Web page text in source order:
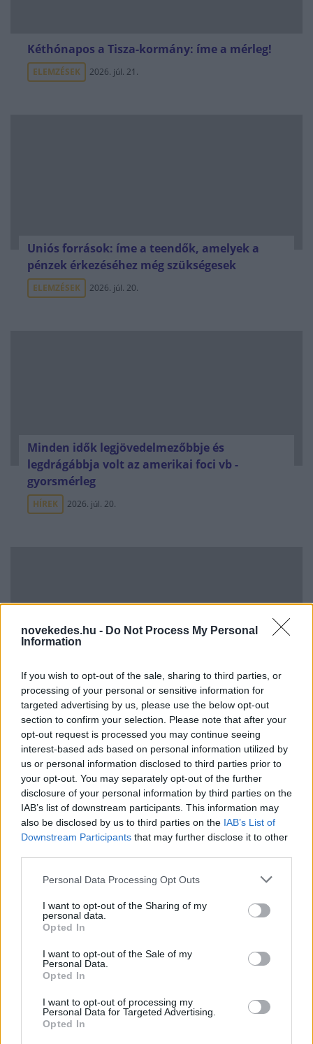
novekedes.hu - Do Not Process My Personal
Information
If you wish to opt-out of the sale, sharing to third parties, or
processing of your personal or sensitive information for
targeted advertising by us, please use the below opt-out
section to confirm your selection. Please note that after your
opt-out request is processed you may continue seeing
interest-based ads based on personal information utilized by
us or personal information disclosed to third parties prior to
your opt-out. You may separately opt-out of the further
disclosure of your personal information by third parties on the
IAB’s list of downstream participants. This information may
also be disclosed by us to third parties on the IAB’s List of
Downstream Participants that may further disclose it to other
Please note that this website/app uses one or more Google
not limited to your visit or usage behaviour. You may click to
grant or deny consent to Google and its third-party tags to
use your data for below specified purposes in below Google
consent section.
Personal Data Processing Opt Outs
I want to opt-out of the Sharing of my
personal data.
Opted In
I want to opt-out of the Sale of my
Personal Data.
Opted In
I want to opt-out of processing my
Personal Data for Targeted Advertising.
Opted In
Kéthónapos a Tisza-kormány: íme a mérleg!
ELEMZÉSEK 2026. júl. 21.
Uniós források: íme a teendők, amelyek a
pénzek érkezéséhez még szükségesek
ELEMZÉSEK 2026. júl. 20.
Minden idők legjövedelmezőbbje és
legdrágábbja volt az amerikai foci vb -
gyorsmérleg
HÍREK 2026. júl. 20.
Mi lett Alain Delon vagyonával? Adóhatósági
csavar a sztoriban
HÍREK 2026. júl. 19.
FRISS HÍREK
Még egy doboz kóla árán is érződik a
Hormuzi-szoros hatása
HÍREK egy órája